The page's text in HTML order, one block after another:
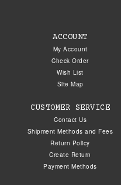
ACCOUNT
My Account
Check Order
Wish List
Site Map
CUSTOMER SERVICE
Contact Us
Shipment Methods and Fees
Return Policy
Create Return
Payment Methods